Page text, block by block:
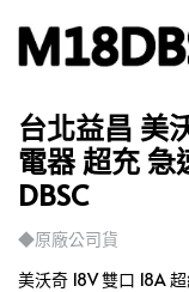
台北益昌 美
電器 超充 急
DBSC
◆原廠公司貨
美沃奇 18V 雙口 18A